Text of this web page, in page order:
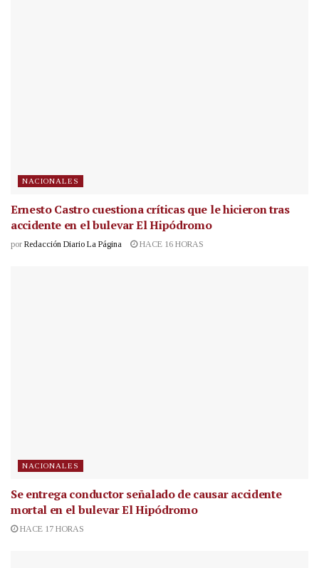
NACIONALES
Ernesto Castro cuestiona críticas que le hicieron tras
accidente en el bulevar El Hipódromo
por Redacción Diario La Página HACE 16 HORAS
NACIONALES
Se entrega conductor señalado de causar accidente
mortal en el bulevar El Hipódromo
HACE 17 HORAS